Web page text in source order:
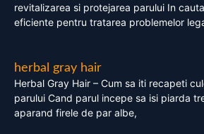
revitalizarea si protejarea parului In
eficiente pentru tratarea problemelor
herbal gray hair
Herbal Gray Hair – Cum sa iti recapeti
parului Cand parul incepe sa isi piarda
aparand firele de par albe,